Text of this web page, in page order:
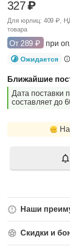
327₽
Для юрлиц: 409 ₽,
товара
От 289 ₽ при
Ожидается
Ближайшие
Дата поставки
составляет до
Наши
Скидки и